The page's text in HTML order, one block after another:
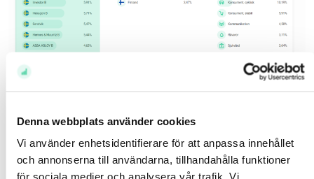
Denna webbplats använder cookies
Vi använder enhetsidentifierare för att anpassa innehållet
och annonserna till användarna, tillhandahålla funktioner
för sociala medier och analysera vår trafik. Vi
Har du många olika fondinnehav så är
Fondportföljanalys ett kraftfullt verktyg som ger en
bra överblick över vilka aktier du redan har exponering
mot . Antingen för att få inspiration till vilka aktier du